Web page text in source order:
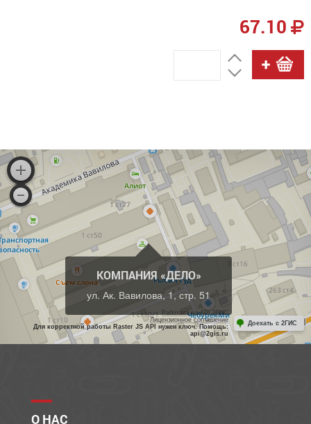
67.10
КОМПАНИЯ «ДЕЛО»
ул. Ак. Вавилова, 1, стр. 51
Работает на API 2ГИС
Лицензионное соглашение
Для корректной работы Raster JS API нужен ключ. Помощь:
api@2gis.ru
Доехать с 2ГИС
О НАС